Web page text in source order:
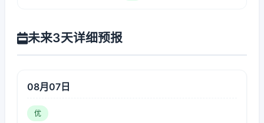
未来3天详细预报
08月07日
优